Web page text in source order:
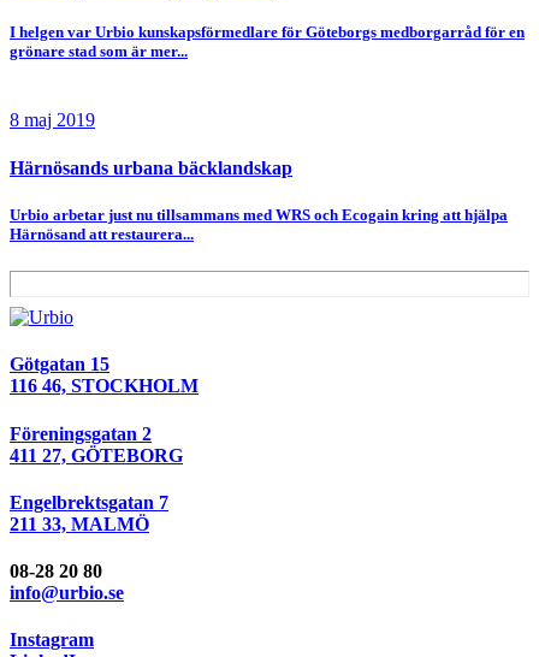
I helgen var Urbio kunskapsförmedlare för Göteborgs medborgarråd för en
grönare stad som är mer...
8 maj 2019
Härnösands urbana bäcklandskap
Urbio arbetar just nu tillsammans med WRS och Ecogain kring att hjälpa
Härnösand att restaurera...
Götgatan 15
116 46, STOCKHOLM
Föreningsgatan 2
411 27, GÖTEBORG
Engelbrektsgatan 7
211 33, MALMÖ
08-28 20 80
info@urbio.se
Instagram